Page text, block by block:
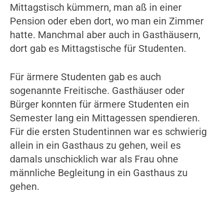
Mittagstisch kümmern, man aß in einer
Pension oder eben dort, wo man ein Zimmer
hatte. Manchmal aber auch in Gasthäusern,
dort gab es Mittagstische für Studenten.
Für ärmere Studenten gab es auch
sogenannte Freitische. Gasthäuser oder
Bürger konnten für ärmere Studenten ein
Semester lang ein Mittagessen spendieren.
Für die ersten Studentinnen war es schwierig
allein in ein Gasthaus zu gehen, weil es
damals unschicklich war als Frau ohne
männliche Begleitung in ein Gasthaus zu
gehen.